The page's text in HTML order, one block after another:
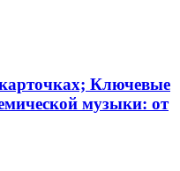
Ключевые
музыки: от